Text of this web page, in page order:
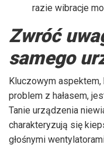
razie wibracje
Zwróć
samego
Kluczowym
problem z hałasem,
Tanie urządzenia
charakteryzują się
głośnymi